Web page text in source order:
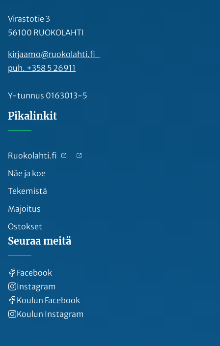
Virastotie 3
56100 RUOKOLAHTI
kirjaamo@ruokolahti.fi
puh. +358 5 26911
Y-tunnus 0163013-5
Pikalinkit
Ruokolahti.fi
Näe ja koe
Tekemistä
Majoitus
Ostokset
Seuraa meitä
Facebook
Instagram
Koulun Facebook
Koulun Instagram